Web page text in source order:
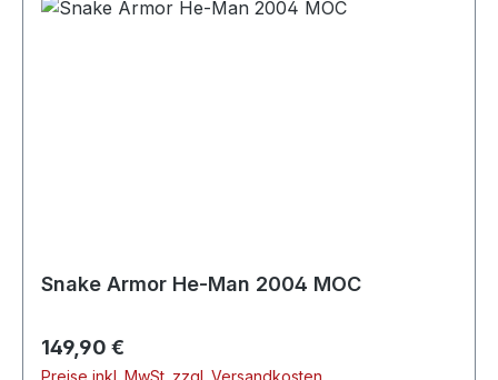
Snake Armor He-Man 2004 MOC
Regulärer Preis:
149,90 €
Preise inkl. MwSt. zzgl. Versandkosten